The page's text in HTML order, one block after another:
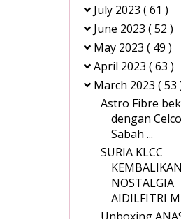
July 2023 ( 61 )
June 2023 ( 52 )
May 2023 ( 49 )
April 2023 ( 63 )
March 2023 ( 53
Astro Fibre
dengan
Sabah ...
SURIA KLCC
KEMBALIKAN
NOSTALGIA
AIDILFITRI